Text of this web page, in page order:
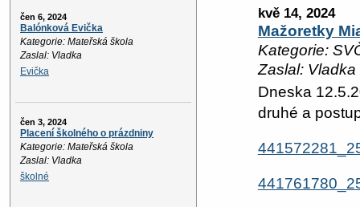
čen 6, 2024
Balónková Evička
Kategorie: Mateřská škola
Zaslal: Vladka
Evička
čen 3, 2024
Placení školného o prázdniny
Kategorie: Mateřská škola
Zaslal: Vladka
školné
kvě 14, 2024
Mažoretky
Kategorie:
Zaslal: Vladka
Dneska
druhé a